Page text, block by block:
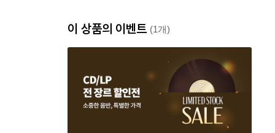
이 상품의 이벤트 (1개)